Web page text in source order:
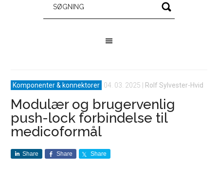
Komponenter & konnektorer 04. 03. 2025 Rolf Sylvester-Hvid
Modulær og brugervenlig
push-lock forbindelse til
medicoformål
Share Share Share